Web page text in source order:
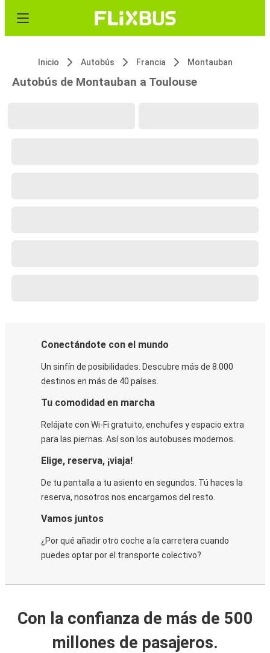
Inicio Autobús Francia Montauban
Autobús de Montauban a Toulouse
Conectándote con el mundo
Un sinfín de posibilidades. Descubre más de 8.000
destinos en más de 40 países.
Tu comodidad en marcha
Relájate con Wi-Fi gratuito, enchufes y espacio extra
para las piernas. Así son los autobuses modernos.
Elige, reserva, ¡viaja!
De tu pantalla a tu asiento en segundos. Tú haces la
reserva, nosotros nos encargamos del resto.
Vamos juntos
¿Por qué añadir otro coche a la carretera cuando
puedes optar por el transporte colectivo?
Con la confianza de más de 500
millones de pasajeros.